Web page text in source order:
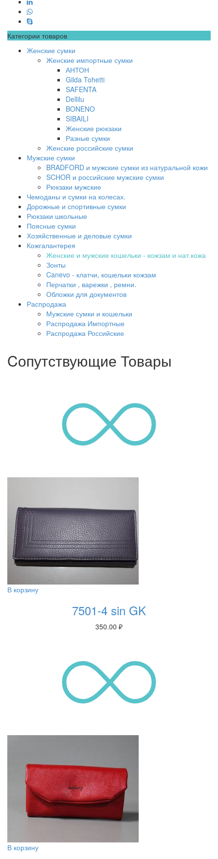
Категории товаров
Женские сумки
Женские импортные сумки
АНТОН
Gilda Tohetti
SAFENTA
Dellilu
BONENO
SIBAILI
Женские рюкзаки
Разные сумки
Женские российские сумки
Мужские сумки
BRADFORD и мужские сумки из натуральной кожи
SCHOR и российские мужские сумки
Рюкзаки мужские
Чемоданы и сумки на колесах.
Дорожные и спортивные сумки
Рюкзаки школьные
Поясные сумки
Хозяйственные и деловые сумки
Кожгалантерея
Женские и мужские кошельки - кожзам и нат.кожа
Зонты
Canevo - клатчи, кошельки кожзам
Перчатки , варежки , ремни.
Обложки для документов
Распродажа
Мужские сумки и кошельки
Распродажа Импортные
Распродажа Российские
Cопутствующие Товары
В корзину
7501-4 sin GK
350.00 ₽
В корзину